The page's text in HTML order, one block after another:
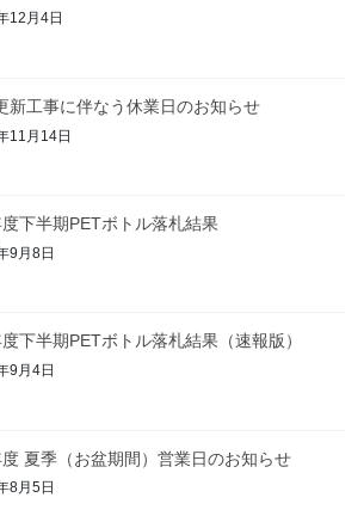
12月4日
新工事に伴なう休業日のお知らせ
11月14日
下半期PETボトル落札結果
9月8日
下半期PETボトル落札結果（速報版）
9月4日
夏季（お盆期間）営業日のお知らせ
8月5日